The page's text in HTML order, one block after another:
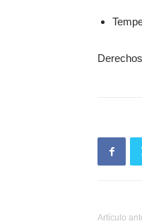
Artículo